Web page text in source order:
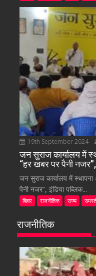
19th September 2024
जन सुराज कार्यालय में
“हर खबर पर पैनी
जन सुराज कार्यालय में
पैनी नजर”, इंडिया पब्लिक...
बिहार राजनीतिक राज्य
राजनीतिक